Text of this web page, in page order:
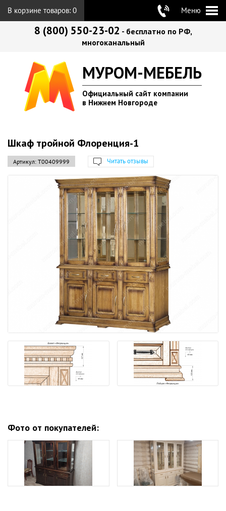
В корзине товаров: 0 Меню
8 (800) 550-23-02 - бесплатно по РФ,
многоканальный
МУРОМ-МЕБЕЛЬ
Официальный сайт компании
в Нижнем Новгороде
Шкаф тройной Флоренция-1
Артикул: Т00409999 Читать отзывы
Фото от покупателей: